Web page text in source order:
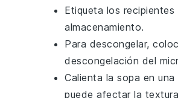
Etiqueta los
almacenamiento.
Para descongelar,
descongelación del
Calienta la sopa en
puede afectar la